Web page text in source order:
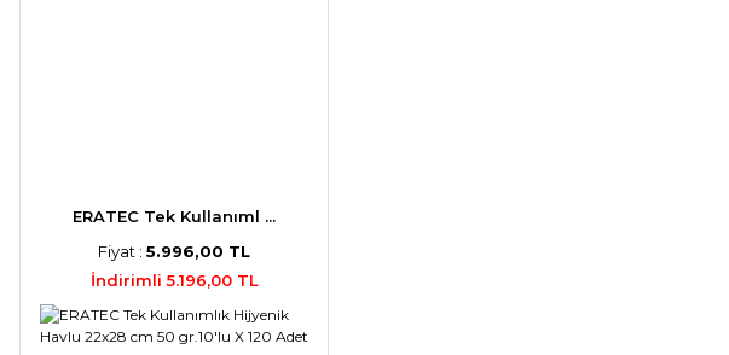
ERATEC Tek Kullanıml ...
Fiyat : 5.996,00 TL
İndirimli 5.196,00 TL